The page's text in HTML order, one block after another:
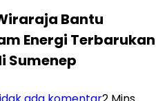
Bantu
Energi Terbarukan
Sumenep